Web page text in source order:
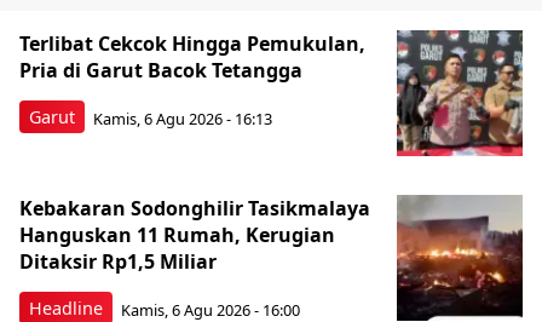
Garut
Terlibat Cekcok Hingga Pemukulan,
Pria di Garut Bacok Tetangga
Kamis, 6 Agu 2026 - 16:13
Headline
Kebakaran Sodonghilir Tasikmalaya
Hanguskan 11 Rumah, Kerugian
Ditaksir Rp1,5 Miliar
Kamis, 6 Agu 2026 - 16:00